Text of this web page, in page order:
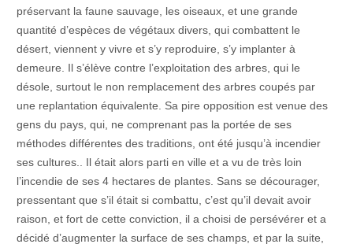
préservant la faune sauvage, les oiseaux, et une grande
quantité d’espèces de végétaux divers, qui combattent le
désert, viennent y vivre et s’y reproduire, s’y implanter à
demeure. Il s’élève contre l’exploitation des arbres, qui le
désole, surtout le non remplacement des arbres coupés par
une replantation équivalente. Sa pire opposition est venue des
gens du pays, qui, ne comprenant pas la portée de ses
méthodes différentes des traditions, ont été jusqu’à incendier
ses cultures.. Il était alors parti en ville et a vu de très loin
l’incendie de ses 4 hectares de plantes. Sans se décourager,
pressentant que s’il était si combattu, c’est qu’il devait avoir
raison, et fort de cette conviction, il a choisi de persévérer et a
décidé d’augmenter la surface de ses champs, et par la suite,